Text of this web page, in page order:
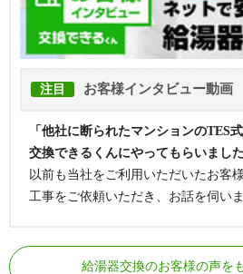
注目 お客様インタビュー動画
「他社に断られたマンションのTES
交換できるくんにやってもらいました
以前も当社をご利用いただいたお客
工事をご依頼いただき、お話を伺いま
給湯器交換のお客様の声を